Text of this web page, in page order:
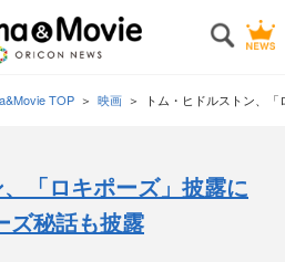
TOP 映画 トム・ヒドルストン、
「ロキポーズ」披露に
ズ秘話も披露